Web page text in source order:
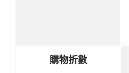
購物折數